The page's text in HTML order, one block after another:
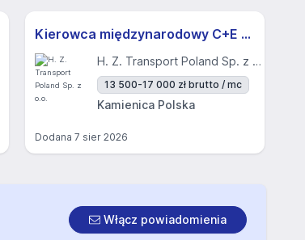
Kierowca międzynarodowy C+E (K/M)
H. Z. Transport Poland Sp. z o.o.
13 500-17 000 zł brutto / mc
Kamienica Polska
Dodana 7 sier 2026
Włącz powiadomienia